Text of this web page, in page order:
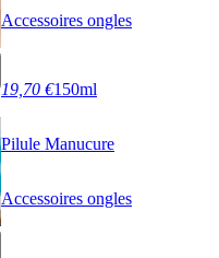
Accessoires ongles
19,70 €150ml
Pilule Manucure
Accessoires ongles